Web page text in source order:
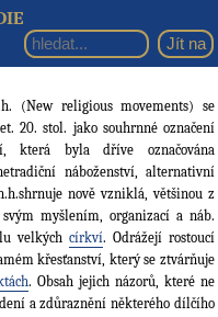
(New religious movements) se
20. stol. jako souhrnné označení
která byla dříve označována
náboženství, alternativní
nově vzniklá, většinou z
myšlením, organizací a náb.
velkých církví. Odrážejí rostoucí
křesťanství, který se ztvárňuje
. Obsah jejich názorů, které ne
a zdůraznění některého dílčího